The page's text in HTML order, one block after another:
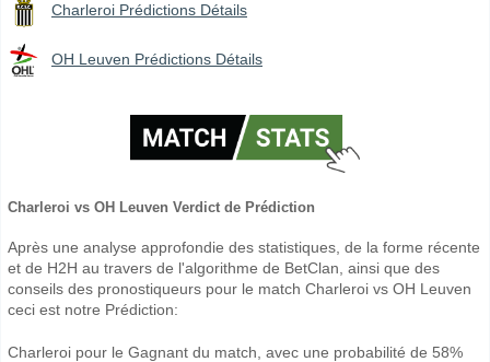
Charleroi Prédictions Détails
OH Leuven Prédictions Détails
Charleroi vs OH Leuven Verdict de Prédiction
Après une analyse approfondie des statistiques, de la forme récente
et de H2H au travers de l'algorithme de BetClan, ainsi que des
conseils des pronostiqueurs pour le match Charleroi vs OH Leuven
ceci est notre Prédiction:
Charleroi pour le Gagnant du match, avec une probabilité de 58%